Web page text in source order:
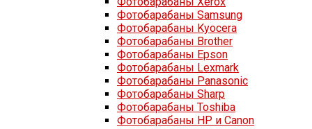
Фотобарабаны Samsung
Фотобарабаны Kyocera
Фотобарабаны Brother
Фотобарабаны Epson
Фотобарабаны Lexmark
Фотобарабаны Panasonic
Фотобарабаны Sharp
Фотобарабаны Toshiba
Фотобарабаны HP и Canon